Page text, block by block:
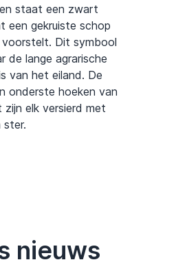
staat een zwart
een gekruiste schop
voorstelt. Dit symbool
de lange agrarische
van het eiland. De
onderste hoeken van
elk versierd met
ster.
nieuws